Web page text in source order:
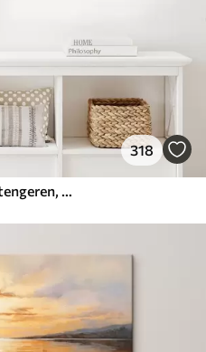
318
Absztrakció a vitorlásokkal a tengeren, akril stílusban, naplemente